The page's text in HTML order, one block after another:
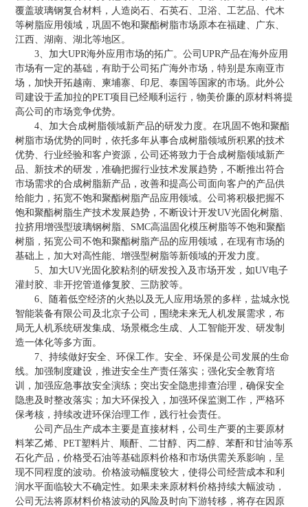
覆盖玻璃钢复合材料，人造岗石、石英石、卫浴、工艺品、代木
等树脂应用领域，巩固不饱和聚酯树脂市场原本在福建、广东、
江西、湖南、湖北等地区。
3、加大UPR海外应用市场的拓广。公司UPR产品在海外应用
市场有一定的基础，有助于公司拓广海外市场，特别是东南亚市
场，加快开拓越南、柬埔寨、印尼、泰国等国家的市场。此外公
司建设于孟加拉的PET项目已经顺利运行，物美价廉的原材料将提
高公司的市场竞争优势。
4、加大合成树脂领域新产品的研发力度。在巩固不饱和聚酯
树脂市场优势的同时，依托多年从事合成树脂领域所积累的技术
优势、行业经验和客户资源，公司还将致力于合成树脂领域新产
品、新技术的研发，准确把握行业技术发展趋势，不断推出符合
市场需求的合成树脂新产品，改善和提高公司面向客户的产品供
给能力，拓宽不饱和聚酯树脂产品应用领域。公司将积极把握不
饱和聚酯树脂生产技术发展趋势，不断设计开发UV光固化树脂、
拉挤用增强型玻璃钢树脂、SMC高温固化模压树脂等不饱和聚酯
树脂，拓宽公司不饱和聚酯树脂产品的应用领域，在现有市场的
基础上，加大对高性能、增强型树脂等新领域的开发力度。
5、加大UV光固化胶粘剂的研发投入及市场开发，如UV电子
灌封胶、非开挖管道修复胶、三防胶等。
6、随着低空经济的火热以及无人应用场景的多样，盐城永悦
智能装备有限公司及北京子公司，围绕未来无人机发展需求，布
局无人机系统研发集成、场景概念生成、人工智能开发、研发制
造一体化等多方面。
7、持续做好安全、环保工作。安全、环保是公司发展的生命
线。加强制度建设，推进安全生产责任落实；强化安全教育培
训，加强应急事故安全演练；突出安全隐患排查治理，确保安全
隐患及时整改落实；加大环保投入，加强环保监测工作，严格环
保考核，持续改进环保治理工作，践行社会责任。
公司产品生产成本主要是直接材料，公司生产要的主要原材
料苯乙烯、PET塑料片、顺酐、二甘醇、丙二醇、苯酐和甘油等系
石化产品，价格受石油等基础原料价格和市场供需关系影响，呈
现不同程度的波动。价格波动幅度较大，使得公司经营成本和利
润水平面临较大不确定性。如果未来原材料价格持续大幅波动，
公司无法将原材料价格波动的风险及时向下游转移，将存在因原